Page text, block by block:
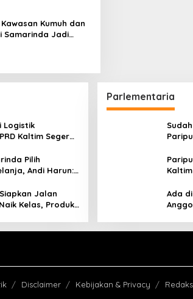
Kumuh dan
Samarinda Jadi
Logistik
Kaltim Segera
Pilih
Andi Harun:
Jalan
Kelas, Produk
Parlementaria
Ada
Disclaimer Kebijakan & Privacy